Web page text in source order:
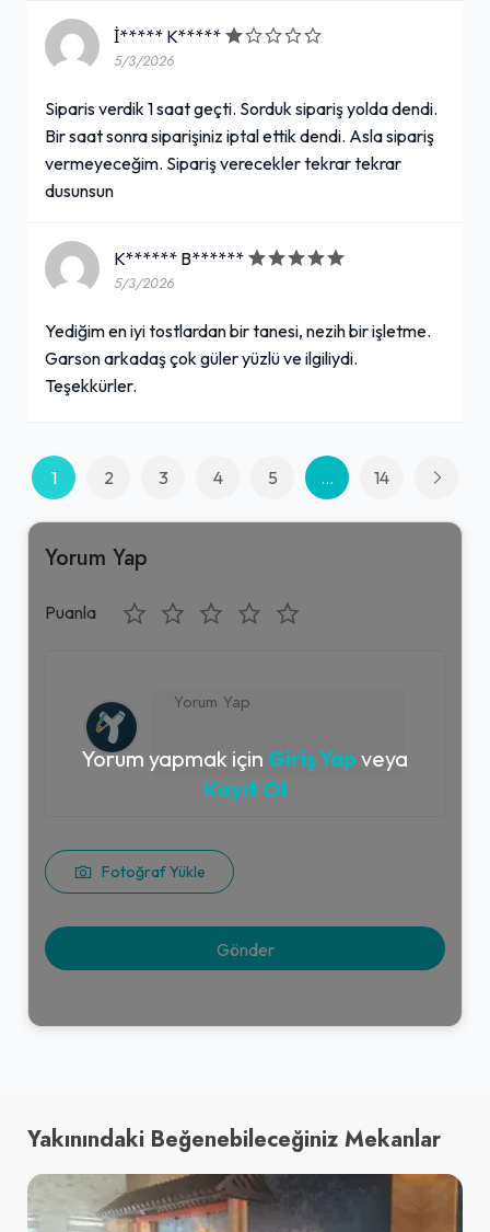
İ***** K*****
5/3/2026
Siparis verdik 1 saat geçti. Sorduk sipariş yolda dendi.
Bir saat sonra siparişiniz iptal ettik dendi. Asla sipariş
vermeyeceğim. Sipariş verecekler tekrar tekrar
dusunsun
K****** B******
5/3/2026
Yediğim en iyi tostlardan bir tanesi, nezih bir işletme.
Garson arkadaş çok güler yüzlü ve ilgiliydi.
Teşekkürler.
1 2 3 4 5 ... 14
Yorum Yap
Puanla
Fotoğraf Yükle
Yorum yapmak için Giriş Yap veya
Kayıt Ol
Yakınındaki Beğenebileceğiniz Mekanlar